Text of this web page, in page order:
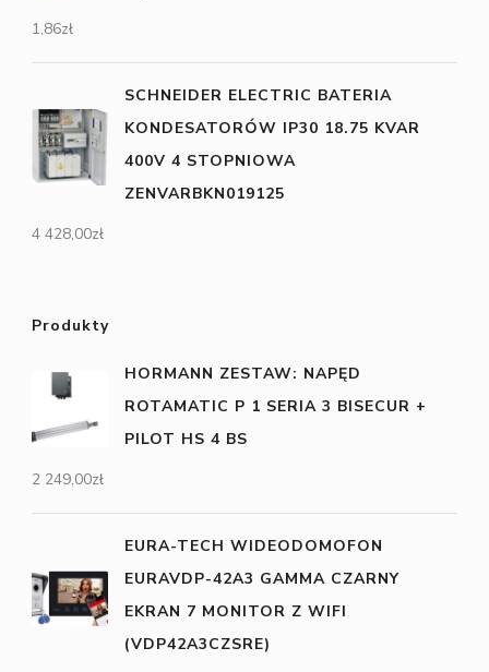
1,86zł
SCHNEIDER ELECTRIC BATERIA
KONDESATORÓW IP30 18.75 KVAR
400V 4 STOPNIOWA
ZENVARBKN019125
4 428,00zł
Produkty
HORMANN ZESTAW: NAPĘD
ROTAMATIC P 1 SERIA 3 BISECUR +
PILOT HS 4 BS
2 249,00zł
EURA-TECH WIDEODOMOFON
EURAVDP-42A3 GAMMA CZARNY
EKRAN 7 MONITOR Z WIFI
(VDP42A3CZSRE)